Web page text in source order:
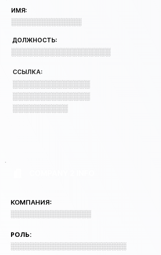
ИМЯ:
░░░░░░░░░░░░░░
ДОЛЖНОСТЬ:
░░░░░░░░░░░░░░░░░░
ССЫЛКА:
░░░░░░░░░░░░░░
░░░░░░░░░░░░░░
░░░░░░░░░░
КОМПАНИЯ:
░░░░░░░░░░░░░░░░
РОЛЬ:
░░░░░░░░░░░░░░░░░░░░░░░